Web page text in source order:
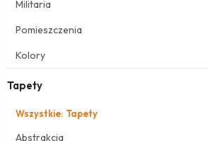
Militaria
Pomieszczenia
Kolory
Tapety
Wszystkie: Tapety
Abstrakcja